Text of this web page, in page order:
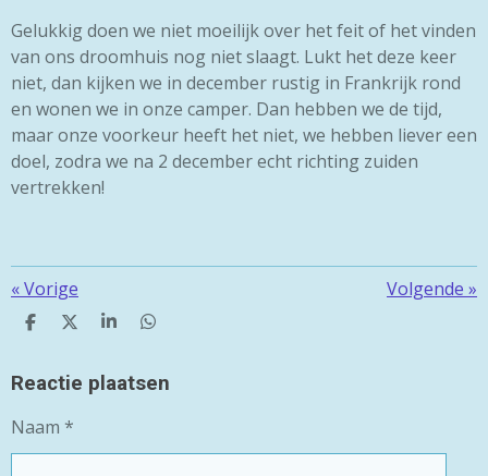
Gelukkig doen we niet moeilijk over het feit of het vinden
van ons droomhuis nog niet slaagt. Lukt het deze keer
niet, dan kijken we in december rustig in Frankrijk rond
en wonen we in onze camper. Dan hebben we de tijd,
maar onze voorkeur heeft het niet, we hebben liever een
doel, zodra we na 2 december echt richting zuiden
vertrekken!
«Vorige Volgende »
D
E
D
L
S
R
D
E
Reactie plaatsen
Naam *